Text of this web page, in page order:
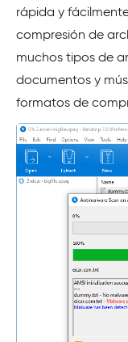
rápida y
compresión de
muchos tipos de
documentos y
formatos de